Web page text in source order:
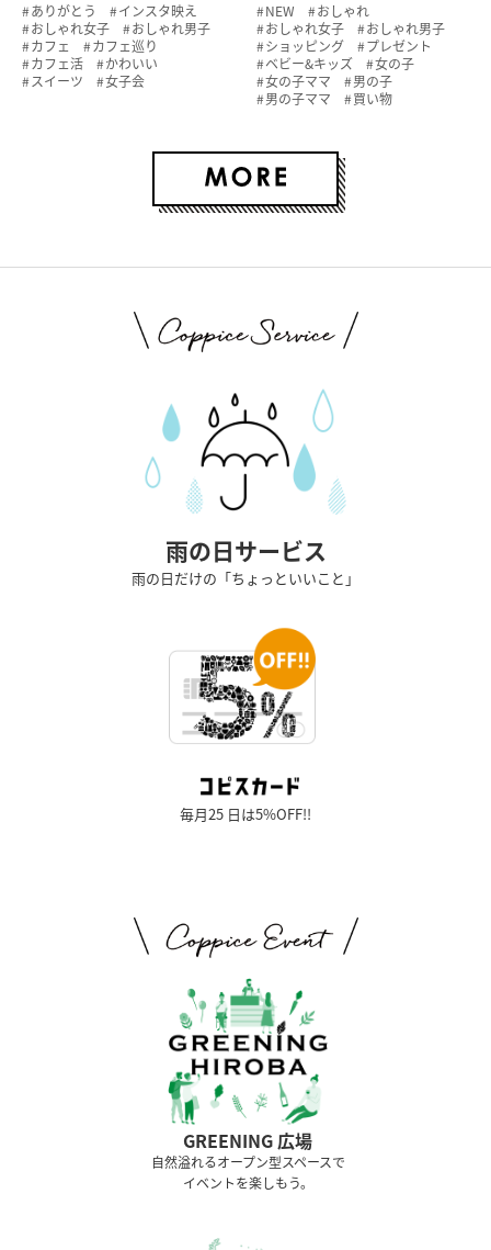
ありがとう
インスタ映え
おしゃれ女子
おしゃれ男子
カフェ
カフェ巡り
カフェ活
かわいい
スイーツ
女子会
NEW
おしゃれ
おしゃれ女子
おしゃれ男子
ショッピング
プレゼント
ベビー&キッズ
女の子
女の子ママ
男の子
男の子ママ
買い物
雨の日サービス
雨の日だけの「ちょっといいこと」
毎月25 日は5%OFF!!
GREENING 広場
⾃然溢れるオープン型スペースで
イベントを楽しもう。